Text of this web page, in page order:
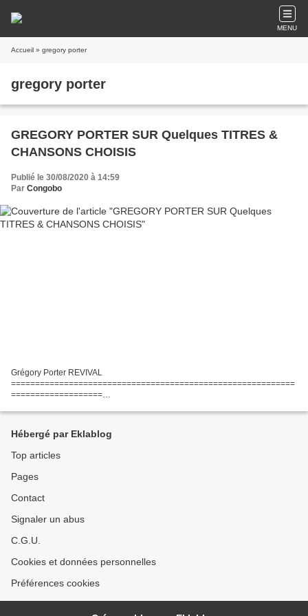
MENU
Accueil » gregory porter
gregory porter
GREGORY PORTER SUR Quelques TITRES &
CHANSONS CHOISIS
Publié le 30/08/2020 à 14:59
Par Congobo
Grégory Porter REVIVAL
===========================================================
===================
né le 4 novembre 1971 à Sacramento, Californie, est un auteur-compositeur,
Hébergé par Eklablog
Top articles
Pages
Contact
Signaler un abus
C.G.U.
Cookies et données personnelles
Préférences cookies